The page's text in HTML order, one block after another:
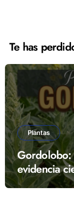
Te has
Plantas
Gordolobo:
evidencia